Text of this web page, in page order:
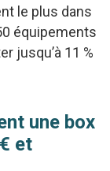
le plus dans
équipements
jusqu’à 11 %
une box
et